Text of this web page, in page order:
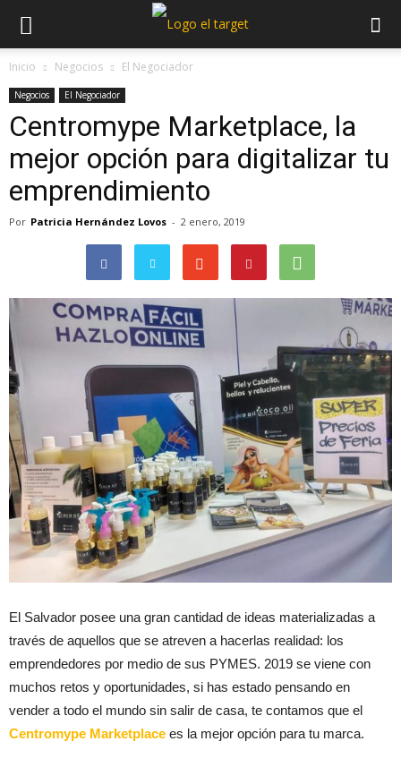
Inicio Negocios El Negociador
Negocios El Negociador
Centromype Marketplace, la
mejor opción para digitalizar tu
emprendimiento
Por Patricia Hernández Lovos - 2 enero, 2019
El Salvador posee una gran cantidad de ideas materializadas a
través de aquellos que se atreven a hacerlas realidad: los
emprendedores por medio de sus PYMES. 2019 se viene con
muchos retos y oportunidades, si has estado pensando en
vender a todo el mundo sin salir de casa, te contamos que el
Centromype Marketplace es la mejor opción para tu marca.